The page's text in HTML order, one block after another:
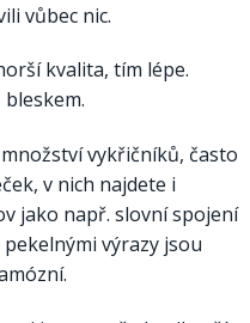
vůbec nic.
kvalita, tím lépe.
vykřičníků, často
v nich najdete i
jako např. slovní spojení
výrazy jsou